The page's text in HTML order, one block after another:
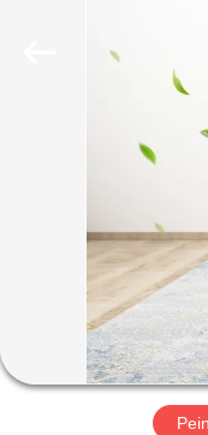
SUJET
DE
NOUS